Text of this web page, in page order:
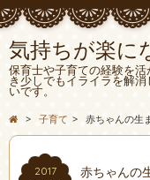
気持ちが楽に
保育士や子育ての経験を
き少しでもイライラを解
いです。
> 子育て > 赤ちゃんの生
2017
赤ちゃんの